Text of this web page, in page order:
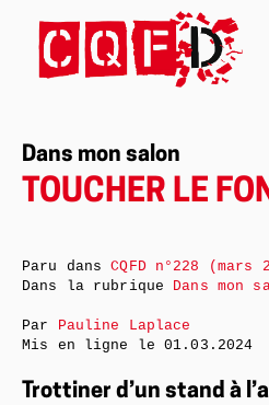
Dans mon salon
TOUCHER LE
Trottiner d’un stand à
Paru dansCQFD n°228 (mars
Dans la rubrique Dans mon
Par Pauline Laplace
Mis en ligne le01.03.2024